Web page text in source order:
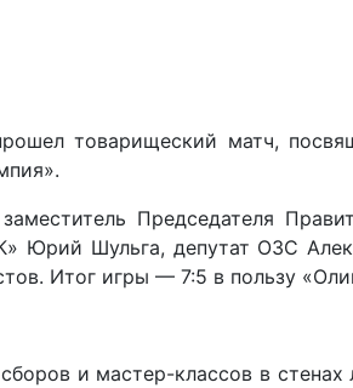
товарищеский матч,
Председателя
Юрий Шульга, депутат ОЗС
Итог игры — 7:5 в пользу
и мастер-классов в стенах